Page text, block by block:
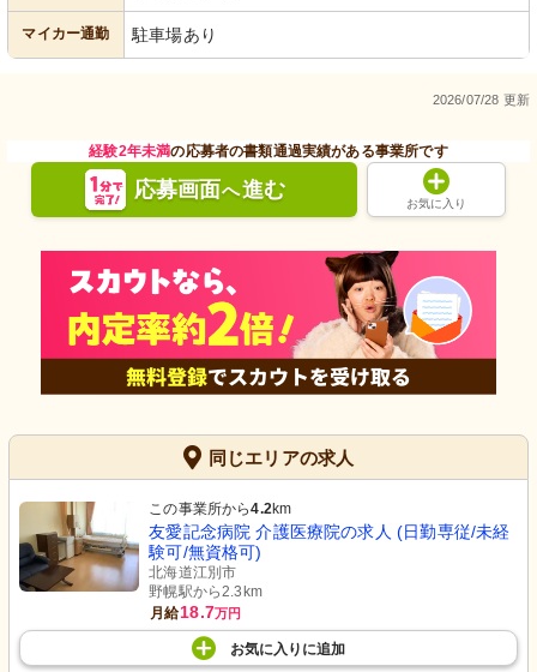
マイカー通勤 駐車場あり
2026/07/28 更新
経験2年未満の応募者の書類通過実績がある事業所です
応募画面へ進む
お気に入り
同じエリアの求人
この事業所から4.2km
友愛記念病院 介護医療院の求人 (日勤専従/未経
験可/無資格可)
北海道江別市
野幌駅から2.3km
月給18.7万円
お気に入り に追加